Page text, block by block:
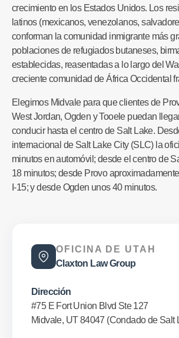
crecimiento en los Estados Unidos. Los
latinos (mexicanos, venezolanos,
conforman la comunidad inmigrante más
poblaciones de refugiados butaneses,
establecidas, reasentadas a lo largo del
creciente comunidad de África Occidental
Elegimos Midvale para que clientes de
West Jordan, Ogden y Tooele puedan
conducir hasta el centro de Salt Lake.
internacional de Salt Lake City (SLC) la
minutos en automóvil; desde el centro de
18 minutos; desde Provo
I-15; y desde Ogden unos 40 minutos.
OFICINA DE UTAH
Claxton Law Group
Dirección
#75 E Fort Union Blvd Ste 127
Midvale, UT 84047 (Condado de Salt